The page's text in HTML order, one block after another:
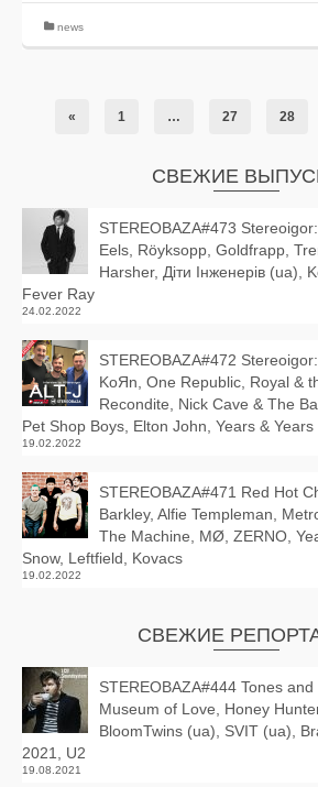
news
« 1 … 27 28
СВЕЖИЕ
STEREOBAZA#473
Eels, Röyksopp, Goldfrapp,
Harsher, Діти Інженерів (ua),
Fever Ray
24.02.2022
STEREOBAZA#472
KoЯn, One Republic, Royal &
Recondite, Nick Cave & The
Pet Shop Boys, Elton John, Years & Years
19.02.2022
STEREOBAZA#471 Red Hot
Barkley, Alfie Templeman,
The Machine, MØ, ZERNO,
Snow, Leftfield, Kovacs
19.02.2022
СВЕЖИЕ
STEREOBAZA#444 Tones
Museum of Love, Honey
BloomTwins (ua), SVIT (ua),
2021, U2
19.08.2021